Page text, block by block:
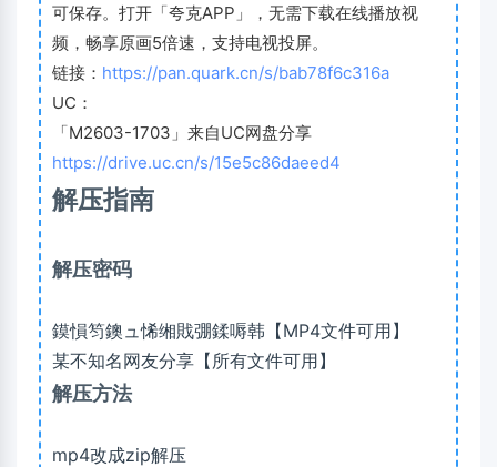
可保存。打开「夸克APP」，无需下载在线播放视
频，畅享原画5倍速，支持电视投屏。
链接： https://pan.quark.cn/s/bab78f6c316a
UC：
「M2603-1703」来自UC网盘分享
https://drive.uc.cn/s/15e5c86daeed4
解压指南
解压密码
鏌愪笉鐭ュ悕缃戝弸鍒嗕韩【MP4文件可用】
某不知名网友分享【所有文件可用】
解压方法
mp4改成zip解压